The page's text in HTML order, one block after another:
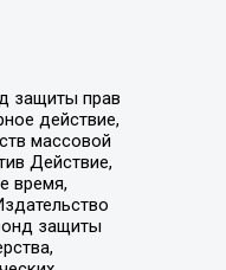
защиты прав
действие,
массовой
Действие,
время,
защиты